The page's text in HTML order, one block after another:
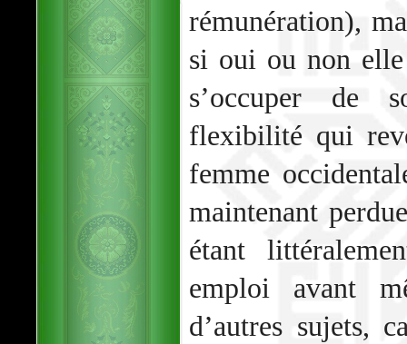
rémunération),
si oui ou non
s’occuper de
flexibilité qui
femme
maintenant
étant
emploi avant
d’autres sujets,